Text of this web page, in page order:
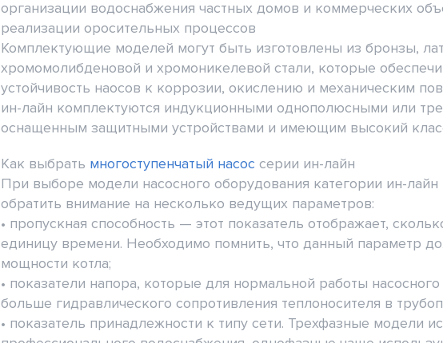
организации водоснабжения частных домов и коммерческих
реализации оросительных процессов
Комплектующие моделей могут быть изготовлены из бронзы,
хромомолибденовой и хромоникелевой стали, которые
устойчивость наосов к коррозии, окислению и механическим
ин-лайн комплектуются индукционными однополюсными или
оснащенным защитными устройствами и имеющим высокий
Как выбрать многоступенчатый насос серии ин-лайн
При выборе модели насосного оборудования категории ин-
обратить внимание на несколько ведущих параметров:
• пропускная способность — этот показатель отображает,
единицу времени. Необходимо помнить, что данный параметр
мощности котла;
• показатели напора, которые для нормальной работы
больше гидравлического сопротивления теплоносителя в
• показатель принадлежности к типу сети. Трехфазные модели